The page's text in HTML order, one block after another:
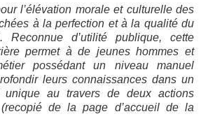
l’élévation morale et culturelle des
à la perfection et à la qualité du
Reconnue d’utilité publique, cette
permet à de jeunes hommes et
possédant un niveau manuel
leurs connaissances dans un
unique au travers de deux actions
de la page d’accueil de la